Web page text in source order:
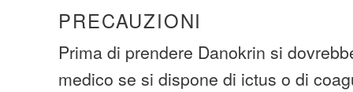
PRECAUZIONI
Prima di prendere Danokrin si
medico se si dispone di ictus o di